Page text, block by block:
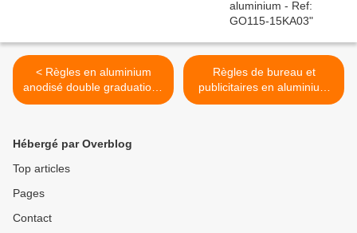
< Règles en aluminium
anodisé double graduations
publicitaires GO115-
Règles de bureau et
publicitaires en aluminium
anodisé GO115-16RA005 >
Hébergé par Overblog
Top articles
Pages
Contact